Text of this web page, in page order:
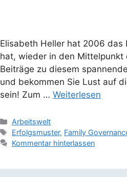
Elisabeth Heller hat 2006 das
hat, wieder in den
Beiträge zu diesem
und bekommen Sie Lust auf
sein! Zum … Weiterlesen
Kategorien
Arbeitswelt
Schlagwörter
Erfolgsmuster, Family
Kommentar hinterlassen